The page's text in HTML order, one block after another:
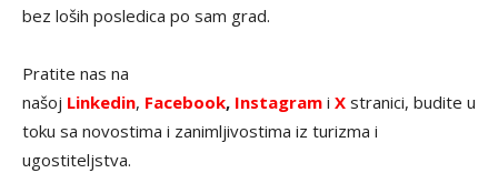
bez loših posledica po sam grad.
Pratite nas na
našoj Linkedin, Facebook, Instagram i X stranici, budite u
toku sa novostima i zanimljivostima iz turizma i
ugostiteljstva.